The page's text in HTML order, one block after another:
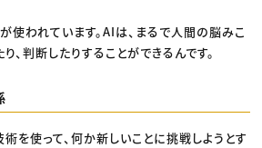
使われています。AIは、まるで人間の脳みこ
、判断したりすることができるんです。
を使って、何か新しいことに挑戦しようとす